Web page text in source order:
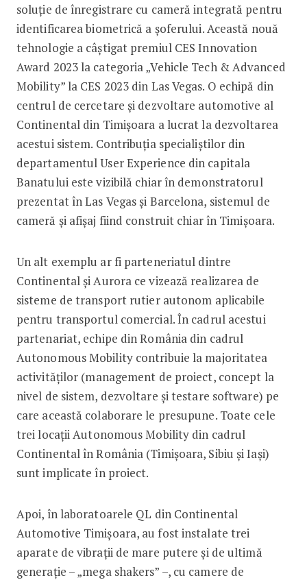
soluție de înregistrare cu cameră integrată pentru
identificarea biometrică a șoferului. Această nouă
tehnologie a câștigat premiul CES Innovation
Award 2023 la categoria „Vehicle Tech & Advanced
Mobility” la CES 2023 din Las Vegas. O echipă din
centrul de cercetare și dezvoltare automotive al
Continental din Timișoara a lucrat la dezvoltarea
acestui sistem. Contribuția specialiștilor din
departamentul User Experience din capitala
Banatului este vizibilă chiar în demonstratorul
prezentat în Las Vegas și Barcelona, sistemul de
cameră și afișaj fiind construit chiar în Timișoara.
Un alt exemplu ar fi parteneriatul dintre
Continental și Aurora ce vizează realizarea de
sisteme de transport rutier autonom aplicabile
pentru transportul comercial. În cadrul acestui
partenariat, echipe din România din cadrul
Autonomous Mobility contribuie la majoritatea
activităților (management de proiect, concept la
nivel de sistem, dezvoltare și testare software) pe
care această colaborare le presupune. Toate cele
trei locații Autonomous Mobility din cadrul
Continental în România (Timișoara, Sibiu și Iași)
sunt implicate în proiect.
Apoi, în laboratoarele QL din Continental
Automotive Timișoara, au fost instalate trei
aparate de vibrații de mare putere și de ultimă
generație – „mega shakers” –, cu camere de